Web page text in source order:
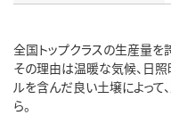
全国トップクラスの生産量を
その理由は温暖な気候、日
ルを含んだ良い土壌によっ
ら。